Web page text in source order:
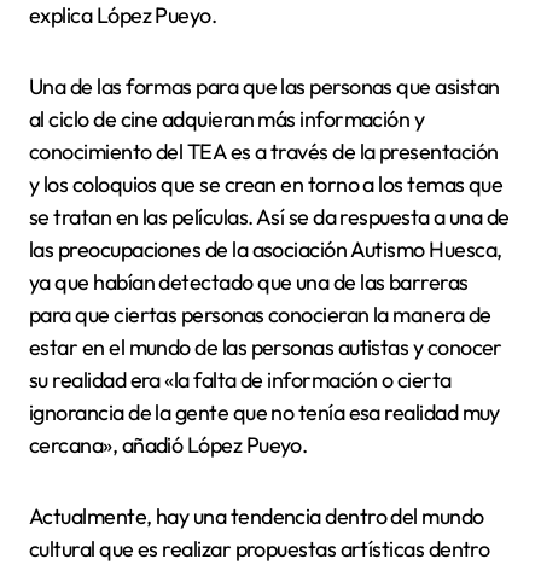
explica López Pueyo.
Una de las formas para que las personas que asistan
al ciclo de cine adquieran más información y
conocimiento del TEA es a través de la presentación
y los coloquios que se crean en torno a los temas que
se tratan en las películas. Así se da respuesta a una de
las preocupaciones de la asociación Autismo Huesca,
ya que habían detectado que una de las barreras
para que ciertas personas conocieran la manera de
estar en el mundo de las personas autistas y conocer
su realidad era «la falta de información o cierta
ignorancia de la gente que no tenía esa realidad muy
cercana», añadió López Pueyo.
Actualmente, hay una tendencia dentro del mundo
cultural que es realizar propuestas artísticas dentro